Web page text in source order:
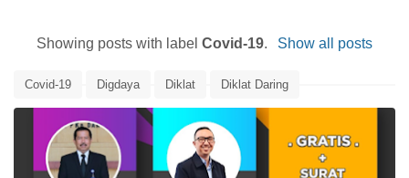
Showing posts with labelCovid-19. Show all posts
Covid-19 Digdaya Diklat Diklat Daring
Edunews P4TK
PKn